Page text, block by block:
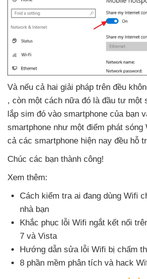
Và nếu cả hai giải pháp trên đều
, còn một cách nữa đó là đầu tư một
lắp sim đó vào smartphone của bạn
smartphone như một điểm phát sóng
cả các smartphone hiện nay đều hỗ
Chúc các bạn thành công!
Xem thêm:
Cách kiểm tra ai đang dùng Wifi
nhà bạn
Khắc phục lỗi Wifi ngắt kết nối
7 và Vista
Hướng dẫn sửa lỗi Wifi bị chấm
8 phần mềm phân tích và hack